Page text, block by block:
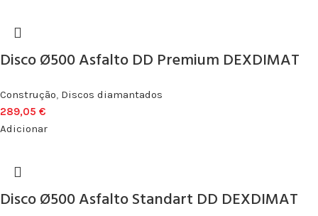
Disco Ø500 Asfalto DD Premium DEXDIMAT
Construção, Discos diamantados
289,05 €
Adicionar
Disco Ø500 Asfalto Standart DD DEXDIMAT